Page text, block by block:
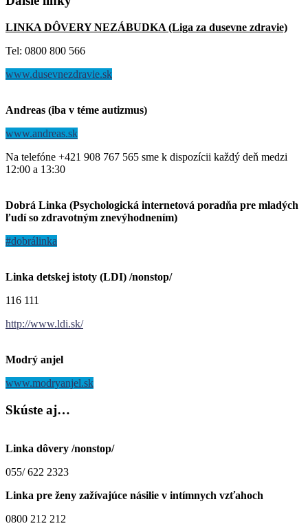
LINKA DÔVERY NEZÁBUDKA (Liga za dusevne zdravie)
Tel: 0800 800 566
www.dusevnezdravie.sk
Andreas (iba v téme autizmus)
www.andreas.sk
Na telefóne +421 908 767 565 sme k dispozícii každý deň medzi
12:00 a 13:30
Dobrá Linka (Psychologická internetová poradňa pre mladých
ľudí so zdravotným znevýhodnením)
#dobrálinka
Linka detskej istoty (LDI) /nonstop/
116 111
http://www.ldi.sk/
Modrý anjel
www.modryanjel.sk
Skúste aj…
Linka dôvery /nonstop/
055/ 622 2323
Linka pre ženy zažívajúce násilie v intímnych vzťahoch
0800 212 212